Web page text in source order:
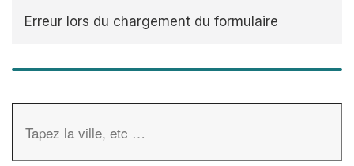
Erreur lors du chargement du formulaire